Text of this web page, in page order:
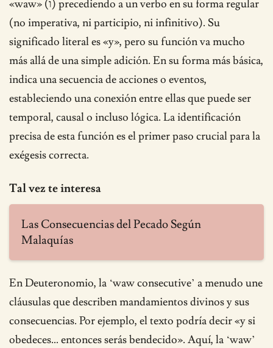
«waw» (ו) precediendo a un verbo en su forma regular
(no imperativa, ni participio, ni infinitivo). Su
significado literal es «y», pero su función va mucho
más allá de una simple adición. En su forma más básica,
indica una secuencia de acciones o eventos,
estableciendo una conexión entre ellas que puede ser
temporal, causal o incluso lógica. La identificación
precisa de esta función es el primer paso crucial para la
exégesis correcta.
Tal vez te interesa
Las Consecuencias del Pecado Según
Malaquías
En Deuteronomio, la ‘waw consecutive’ a menudo une
cláusulas que describen mandamientos divinos y sus
consecuencias. Por ejemplo, el texto podría decir «y si
obedeces… entonces serás bendecido». Aquí, la ‘waw’